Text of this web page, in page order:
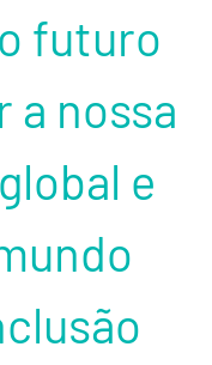
futuro
a nossa
e